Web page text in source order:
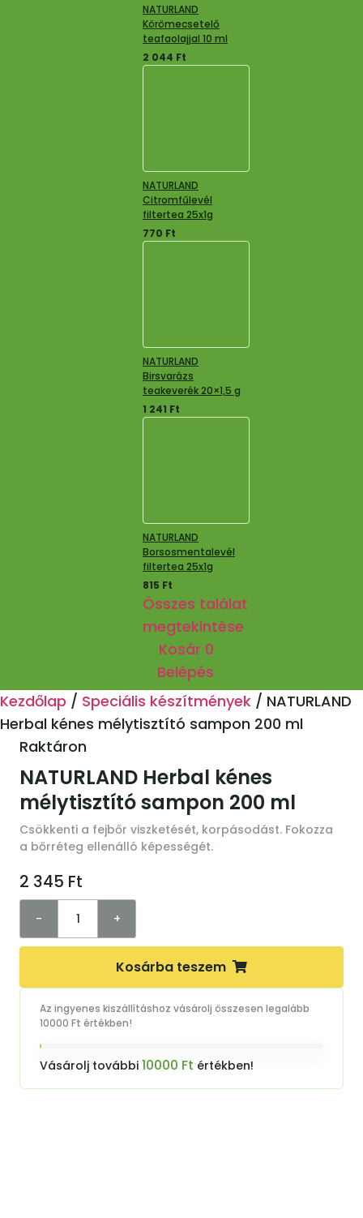
NATURLAND
Körömecsetelő
teafaolajjal 10 ml
2 044 Ft
NATURLAND
Citromfűlevél
filtertea 25x1g
770 Ft
NATURLAND
Birsvarázs
teakeverék 20×1,5 g
1 241 Ft
NATURLAND
Borsosmentalevél
filtertea 25x1g
815 Ft
Összes találat
megtekintése
Kosár 0
Belépés
Kezdőlap / Speciális készítmények / NATURLAND
Herbal kénes mélytisztító sampon 200 ml
Raktáron
NATURLAND Herbal kénes
mélytisztító sampon 200 ml
Csökkenti a fejbőr viszketését, korpásodást. Fokozza
a bőrréteg ellenálló képességét.
2 345 Ft
- +
Kosárba teszem
Az ingyenes kiszállításhoz vásárolj összesen legalább
10000 Ft értékben!
Vásárolj további 10000 Ft értékben!